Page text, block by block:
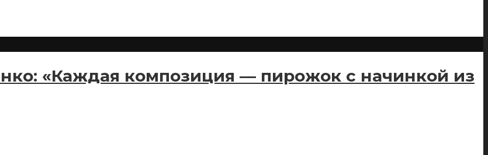
«Каждая композиция — пирожок с начинкой из